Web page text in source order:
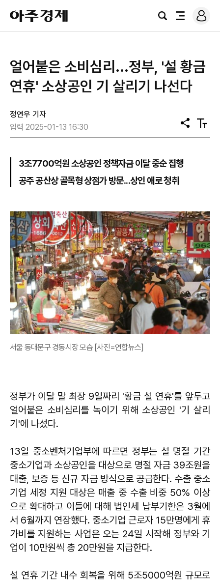
아
주
경
검
전
로
그
얼어붙은 소비심리...정부, '설 황금
연휴' 소상공인 기 살리기 나선다
정연우 기자
입력 2025-01-13 16:30
공
유
텍
스
3조7700억원 소상공인 정책자금 이달 중순 집행
공주 공산상 골목형 상점가 방문...상인 애로 청취
서울 동대문구 경동시장 모습 [사진=연합뉴스]
정부가 이달 말 최장 9일짜리 '황금 설 연휴'를 앞두고
얼어붙은 소비심리를 녹이기 위해 소상공인 '기 살리
기'에 나섰다.
13일 중소벤처기업부에 따르면 정부는 설 명절 기간
중소기업과 소상공인을 대상으로 명절 자금 39조원을
대출, 보증 등 신규 자금 방식으로 공급한다. 수출 중소
기업 세정 지원 대상은 매출 중 수출 비중 50% 이상
으로 확대하고 이들에 대해 법인세 납부기한은 3월에
서 6월까지 연장했다. 중소기업 근로자 15만명에게 휴
가비를 지원하는 사업은 오는 24일 시작해 정부와 기
업이 10만원씩 총 20만원을 지급한다.
설 연휴 기간 내수 회복을 위해 5조5000억원 규모로